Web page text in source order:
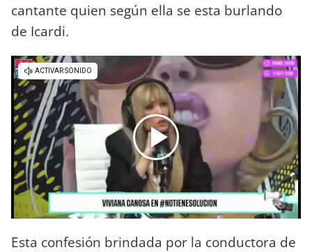
cantante quien según ella se esta burlando
de Icardi.
Esta confesión brindada por la conductora de